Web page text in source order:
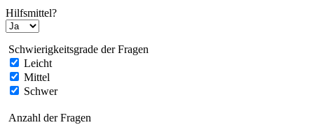
Hilfsmittel?
Schwierigkeitsgrade der Fragen
Leicht
Mittel
Schwer
Anzahl der Fragen